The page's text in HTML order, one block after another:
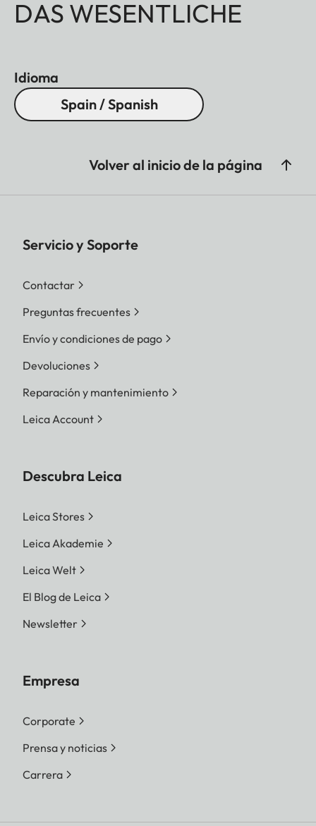
DAS WESENTLICHE
Idioma
Spain / Spanish
Volver al inicio de la página
Servicio y Soporte
Contactar
Preguntas frecuentes
Envío y condiciones de pago
Devoluciones
Reparación y mantenimiento
Leica Account
Descubra Leica
Leica Stores
Leica Akademie
Leica Welt
El Blog de Leica
Newsletter
Empresa
Corporate
Prensa y noticias
Carrera